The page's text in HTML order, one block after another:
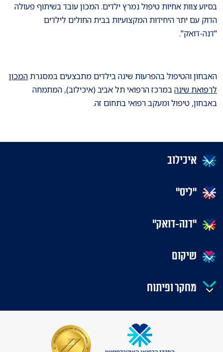
בסיוע צוות אחיות טיפול נמרץ ילדים. המכון עובד בשיתוף פעולה
הדוק עם יתר היחידות המקצועיות בבית החולים לילדים
"דנה-דואק".
האבחון והטיפול בהפרעות שינה בילדים מתבצעים במסגרתהמכון
לרפואת שינהבמרכז הרפואי תל אביב (איכילוב), המתמחה
באבחון, טיפול ומעקב רפואי בתחום זה.
איכילוב
"ליס"
"דנה-דואק"
שיקום
מחקר ופיתוח